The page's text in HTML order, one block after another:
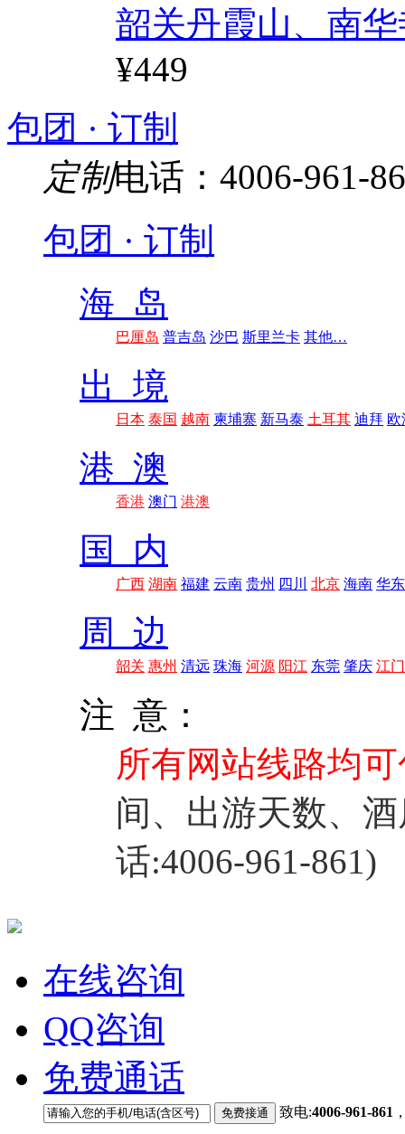
韶关丹霞山、南
¥449
包团 · 订制
定制电话：4006-961-
包团 · 订制
海 岛
巴厘岛 普吉岛 沙巴 斯里兰卡 其他…
出 境
日本 泰国 越南 柬埔寨 新马泰 土耳其 迪拜 欧
港 澳
香港 澳门 港澳
国 内
广西 湖南 福建 云南 贵州 四川 北京 海南 华东
周 边
韶关 惠州 清远 珠海 河源 阳江 东莞 肇庆 江门
注 意：
所有网站线路均
间、出游天数、
话:4006-961-861)
在线咨询
QQ咨询
免费通话
致电:4006-961-861